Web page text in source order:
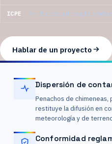
ICPE · conformidad
Hablar de un proyecto
Dispersión de
Penachos de chimeneas,
restituye la difusión en
meteorología y de
Conformidad